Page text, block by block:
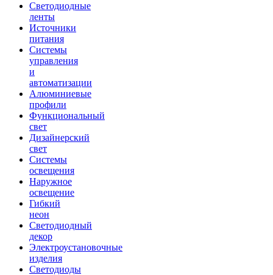
Светодиодные
ленты
Источники
питания
Системы
управления
и
автоматизации
Алюминиевые
профили
Функциональный
свет
Дизайнерский
свет
Системы
освещения
Наружное
освещение
Гибкий
неон
Светодиодный
декор
Электроустановочные
изделия
Светодиоды